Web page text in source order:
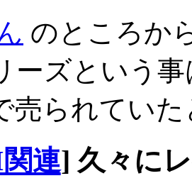
のところか
ーズという
売られてい
連] 久々に